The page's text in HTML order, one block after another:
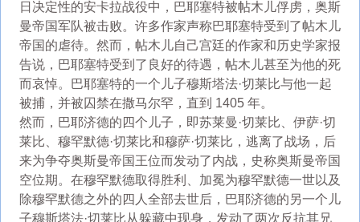
日决定性的安卡拉战役中，巴耶塞特被帖木儿俘虏，奥斯
曼帝国军队被击败。许多作家声称巴耶塞特受到了帖木儿
帝国的虐待。然而，帖木儿自己宫廷的作家和历史学家报
告说，巴耶塞特受到了良好的待遇，帖木儿甚至为他的死
而哀悼。巴耶塞特的一个儿子穆斯塔法·切莱比与他一起
被捕，并被囚禁在撒马尔罕，直到 1405 年。
然而，巴耶济德的四个儿子，即苏莱曼·切莱比、伊萨·切
莱比、穆罕默德·切莱比和穆萨·切莱比，逃离了战场，后
来为争夺奥斯曼帝国王位而发动了内战，史称奥斯曼帝国
空位期。在穆罕默德取得胜利、加冕为穆罕默德一世以及
除穆罕默德之外的四​​人全部去世后，巴耶济德的另一个儿
子穆斯塔法·切莱比从躲藏中现身，发动了两次反抗其兄